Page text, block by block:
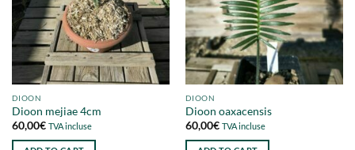
DIOON
Dioon mejiae 4cm
60,00€ TVA incluse
DIOON
Dioon oaxacensis
60,00€ TVA incluse